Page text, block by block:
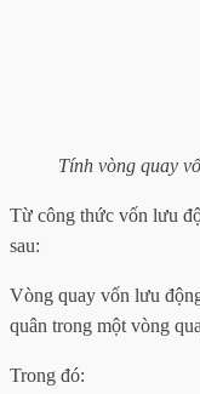
Tính vòng quay
Từ công thức vốn lưu
sau:
Vòng quay vốn lưu
quân trong một vòng
Trong đó: